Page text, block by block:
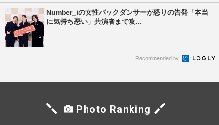
Number_iの女性バックダンサーが怒りの告発「本当
に気持ち悪い」共演者まで攻...
Recommended by
Photo Ranking